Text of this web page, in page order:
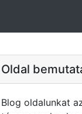
Oldal
Blog oldalunkat